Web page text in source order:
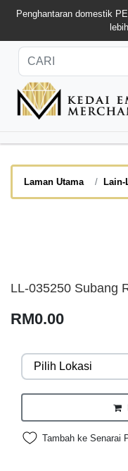
Penghantaran domestik
Laman Utama Lain-
LL-035250 Subang
RM0.00
Tambah ke Senarai